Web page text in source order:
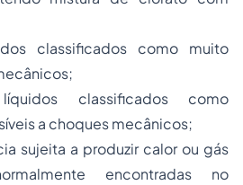
classificados como muito
classificados como
a choques mecânicos;
sujeita a produzir calor ou gás
encontradas no